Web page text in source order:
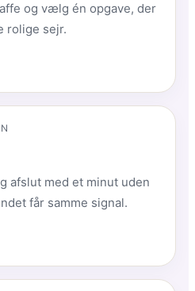
og vælg én opgave, der
rolige sejr.
afslut med et minut uden
får samme signal.